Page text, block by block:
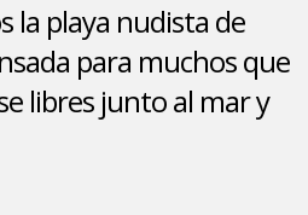
la playa nudista de
para muchos que
libres junto al mar y